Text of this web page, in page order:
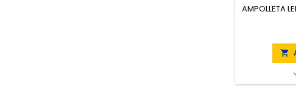
AMPOLLETA
